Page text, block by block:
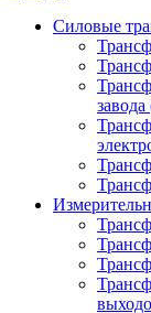
Силовые